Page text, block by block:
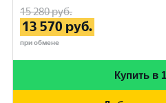
15 280руб.
13 570 руб.
при обмене
Купить в